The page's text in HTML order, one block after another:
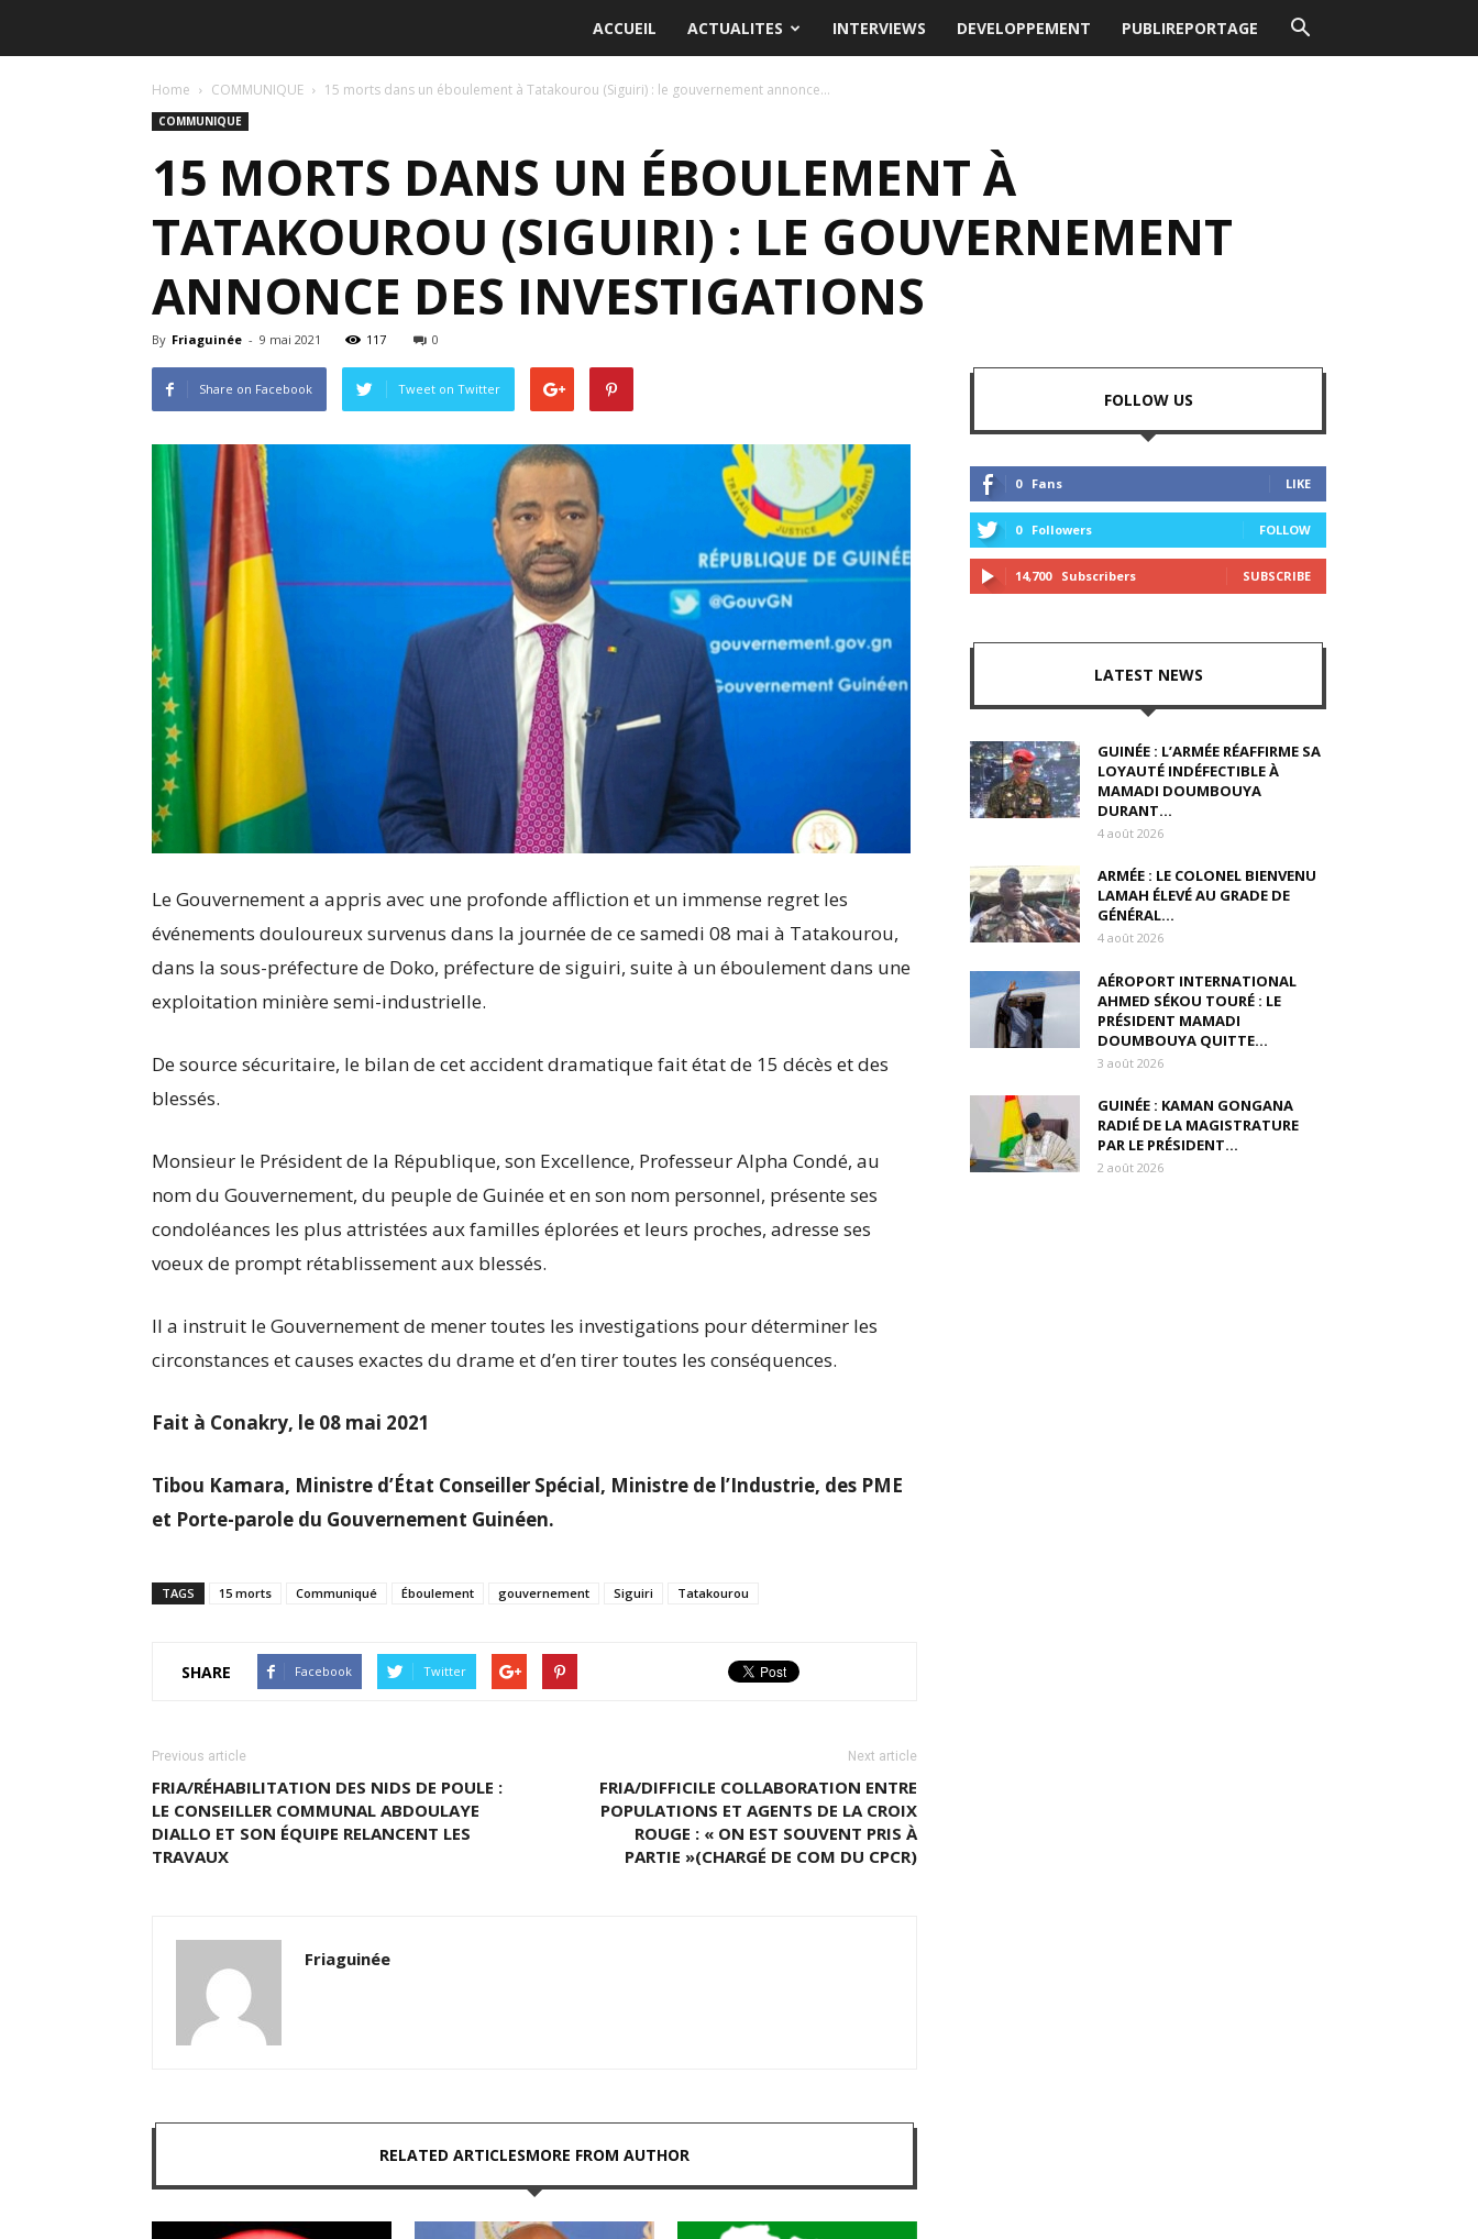
ACCUEIL ACTUALITES INTERVIEWS DEVELOPPEMENT PUBLIREPORTAGE
Home COMMUNIQUE 15 morts dans un éboulement à Tatakourou (Siguiri) : le gouvernement annonce...
COMMUNIQUE
15 MORTS DANS UN ÉBOULEMENT À
TATAKOUROU (SIGUIRI) : LE GOUVERNEMENT
ANNONCE DES INVESTIGATIONS
By Friaguinée - 9 mai 2021 117 0
Share on Facebook Tweet on Twitter
Le Gouvernement a appris avec une profonde affliction et un immense regret les
événements douloureux survenus dans la journée de ce samedi 08 mai à Tatakourou,
dans la sous-préfecture de Doko, préfecture de siguiri, suite à un éboulement dans une
exploitation minière semi-industrielle.
De source sécuritaire, le bilan de cet accident dramatique fait état de 15 décès et des
blessés.
Monsieur le Président de la République, son Excellence, Professeur Alpha Condé, au
nom du Gouvernement, du peuple de Guinée et en son nom personnel, présente ses
condoléances les plus attristées aux familles éplorées et leurs proches, adresse ses
voeux de prompt rétablissement aux blessés.
Il a instruit le Gouvernement de mener toutes les investigations pour déterminer les
circonstances et causes exactes du drame et d’en tirer toutes les conséquences.
Fait à Conakry, le 08 mai 2021
Tibou Kamara, Ministre d’État Conseiller Spécial, Ministre de l’Industrie, des PME
et Porte-parole du Gouvernement Guinéen.
TAGS 15 morts Communiqué Éboulement gouvernement Siguiri Tatakourou
SHARE Facebook Twitter
Previous article
FRIA/RÉHABILITATION DES NIDS DE POULE :
LE CONSEILLER COMMUNAL ABDOULAYE
DIALLO ET SON ÉQUIPE RELANCENT LES
TRAVAUX
Next article
FRIA/DIFFICILE COLLABORATION ENTRE
POPULATIONS ET AGENTS DE LA CROIX
ROUGE : « ON EST SOUVENT PRIS À
PARTIE »(CHARGÉ DE COM DU CPCR)
Friaguinée
RELATED ARTICLESMORE FROM AUTHOR
FOLLOW US
0 Fans LIKE
0 Followers FOLLOW
14,700 Subscribers SUBSCRIBE
LATEST NEWS
GUINÉE : L’ARMÉE RÉAFFIRME SA
LOYAUTÉ INDÉFECTIBLE À
MAMADI DOUMBOUYA
DURANT...
4 août 2026
ARMÉE : LE COLONEL BIENVENU
LAMAH ÉLEVÉ AU GRADE DE
GÉNÉRAL...
4 août 2026
AÉROPORT INTERNATIONAL
AHMED SÉKOU TOURÉ : LE
PRÉSIDENT MAMADI
DOUMBOUYA QUITTE...
3 août 2026
GUINÉE : KAMAN GONGANA
RADIÉ DE LA MAGISTRATURE
PAR LE PRÉSIDENT...
2 août 2026